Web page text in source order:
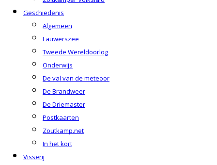
Geschiedenis
Algemeen
Lauwerszee
Tweede Wereldoorlog
Onderwijs
De val van de meteoor
De Brandweer
De Driemaster
Postkaarten
Zoutkamp.net
In het kort
Visserij